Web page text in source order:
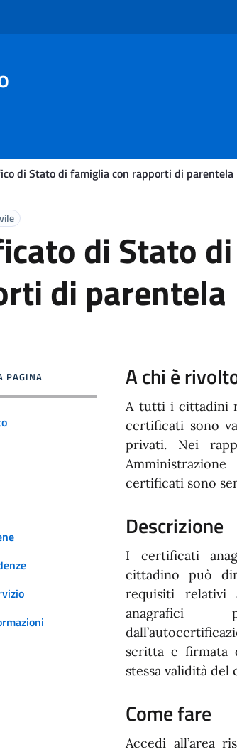
di Stato di famiglia con rapporti di parentela
di Stato
di parentela
PAGINA A chi è
A tutti i cittadini
certificati sono
privati. Nei
certificati sono
Descrizione
I certificati
cittadino può
requisiti relativi
anagrafici
scritta e firmata
stessa validità
Come fare
Accedi all’area